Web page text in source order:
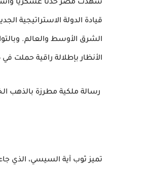
شهدت مصر حدثاً عسكرياً
قيادة الدولة الاستراتيجية
الشرق الأوسط والعالم.
الأنظار بإطلالة راقية حملت
رسالة ملكية مطرزة بالذهب
تميز ثوب آية السيسي، الذي